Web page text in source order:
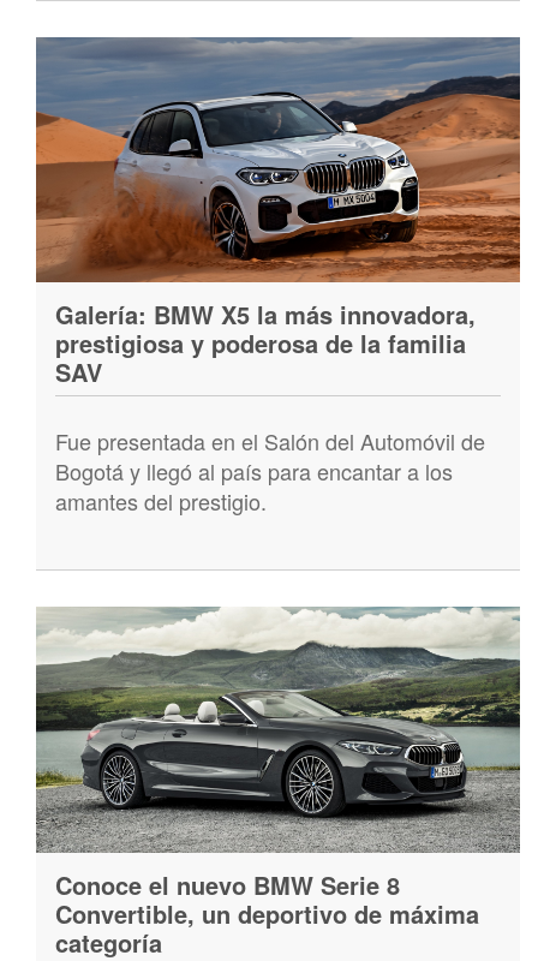
Galería: BMW X5 la más innovadora,
prestigiosa y poderosa de la familia
SAV
Fue presentada en el Salón del Automóvil de
Bogotá y llegó al país para encantar a los
amantes del prestigio.
Conoce el nuevo BMW Serie 8
Convertible, un deportivo de máxima
categoría